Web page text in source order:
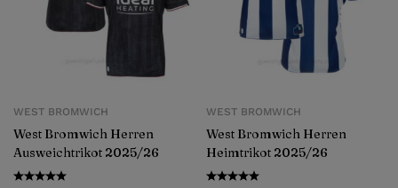
WEST BROMWICH
West Bromwich Herren
Ausweichtrikot 2025/26
WEST BROMWICH
West Bromwich Herren
Heimtrikot 2025/26